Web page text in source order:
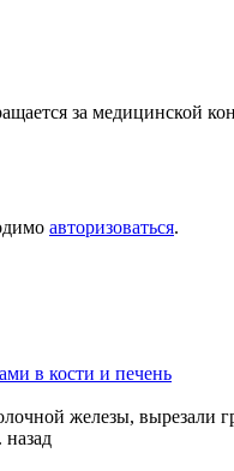
за медицинской
авторизоваться.
в кости и печень
железы, вырезали
назад